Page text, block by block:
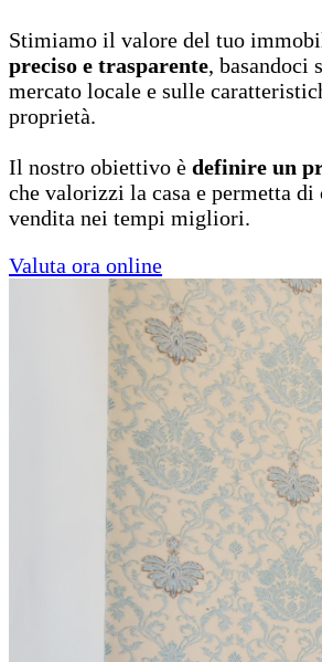
Stimiamo il valore del tuo
preciso e trasparente, basandoci
mercato locale e sulle
proprietà.
Il nostro obiettivo è definire un
che valorizzi la casa e permetta di
vendita nei tempi migliori.
Valuta ora online